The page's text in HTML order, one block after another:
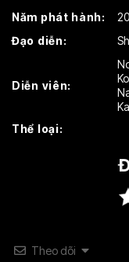
Năm phát hành:
Đạo diễn:
Diễn viên:
Thể loại:
Theo dõi